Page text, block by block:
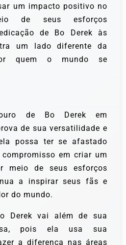
um impacto positivo no
de seus esforços
de Bo Derek às
um lado diferente da
quem o mundo se
de Bo Derek em
de sua versatilidade e
possa ter se afastado
em criar um
meio de seus esforços
a inspirar seus fãs e
do mundo.
Derek vai além de sua
pois ela usa sua
a diferença nas áreas